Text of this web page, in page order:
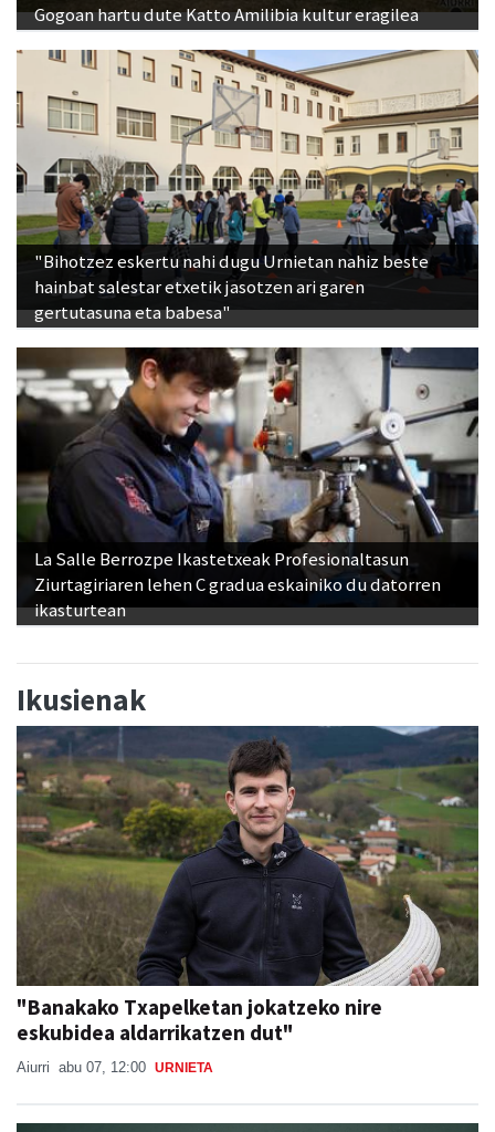
Gogoan hartu dute Katto Amilibia kultur eragilea
"Bihotzez eskertu nahi dugu Urnietan nahiz beste
hainbat salestar etxetik jasotzen ari garen
gertutasuna eta babesa"
La Salle Berrozpe Ikastetxeak Profesionaltasun
Ziurtagiriaren lehen C gradua eskainiko du datorren
ikasturtean
Ikusienak
"Banakako Txapelketan jokatzeko nire
eskubidea aldarrikatzen dut"
Aiurri abu 07, 12:00 URNIETA